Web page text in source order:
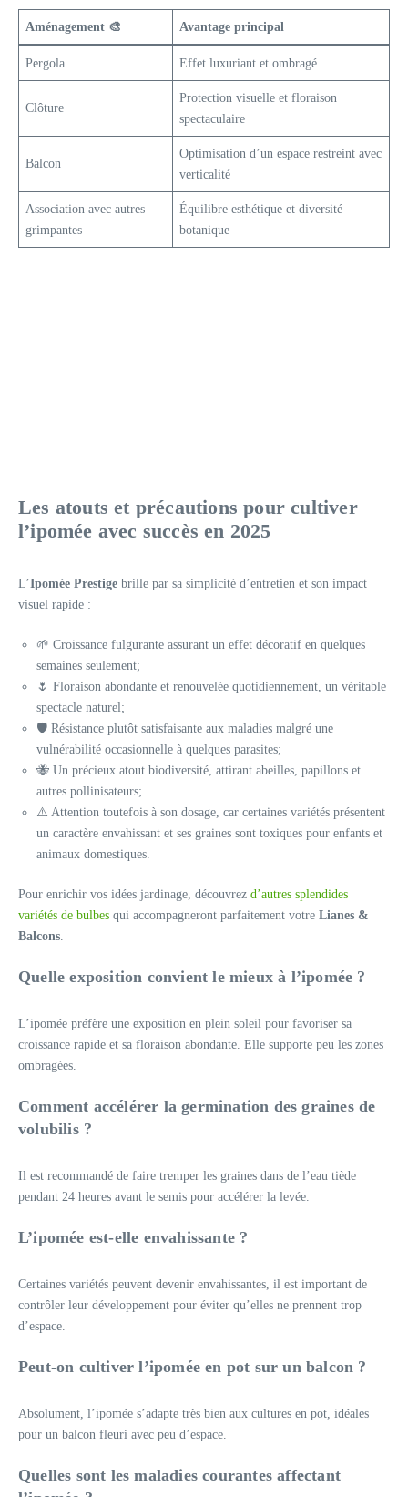
Aménagement 🎨 Avantage principal
Pergola Effet luxuriant et ombragé
Clôture
Protection visuelle et floraison
spectaculaire
Balcon
Optimisation d’un espace restreint avec
verticalité
Association avec autres
grimpantes
Équilibre esthétique et diversité
botanique
Les atouts et précautions pour cultiver
l’ipomée avec succès en 2025
L’Ipomée Prestige brille par sa simplicité d’entretien et son impact
visuel rapide :
🌱 Croissance fulgurante assurant un effet décoratif en quelques
semaines seulement;
🌷 Floraison abondante et renouvelée quotidiennement, un véritable
spectacle naturel;
🛡️ Résistance plutôt satisfaisante aux maladies malgré une
vulnérabilité occasionnelle à quelques parasites;
🐝 Un précieux atout biodiversité, attirant abeilles, papillons et
autres pollinisateurs;
⚠️ Attention toutefois à son dosage, car certaines variétés présentent
un caractère envahissant et ses graines sont toxiques pour enfants et
animaux domestiques.
Pour enrichir vos idées jardinage, découvrez d’autres splendides
variétés de bulbes qui accompagneront parfaitement votre Lianes &
Balcons.
Quelle exposition convient le mieux à l’ipomée ?
L’ipomée préfère une exposition en plein soleil pour favoriser sa
croissance rapide et sa floraison abondante. Elle supporte peu les zones
ombragées.
Comment accélérer la germination des graines de
volubilis ?
Il est recommandé de faire tremper les graines dans de l’eau tiède
pendant 24 heures avant le semis pour accélérer la levée.
L’ipomée est-elle envahissante ?
Certaines variétés peuvent devenir envahissantes, il est important de
contrôler leur développement pour éviter qu’elles ne prennent trop
d’espace.
Peut-on cultiver l’ipomée en pot sur un balcon ?
Absolument, l’ipomée s’adapte très bien aux cultures en pot, idéales
pour un balcon fleuri avec peu d’espace.
Quelles sont les maladies courantes affectant